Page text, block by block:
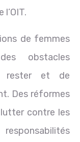
de femmes
obstacles
rester et de
Des réformes
contre les